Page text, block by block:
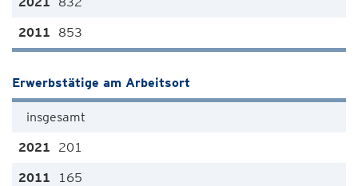
853
Erwerbstätige am Arbeitsort
insgesamt
201
165